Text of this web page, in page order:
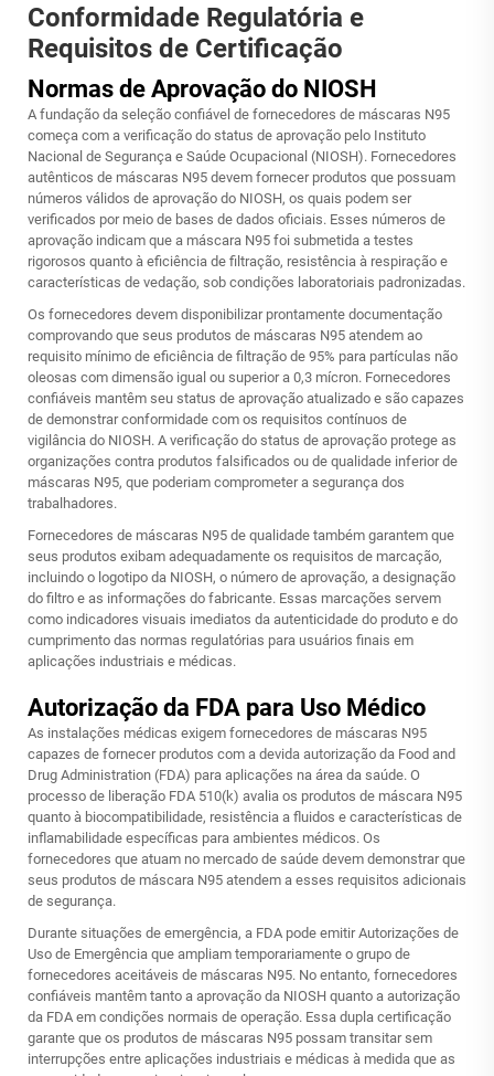
Conformidade Regulatória e
Requisitos de Certificação
Normas de Aprovação do NIOSH
A fundação da seleção confiável de fornecedores de máscaras N95
começa com a verificação do status de aprovação pelo Instituto
Nacional de Segurança e Saúde Ocupacional (NIOSH). Fornecedores
autênticos de máscaras N95 devem fornecer produtos que possuam
números válidos de aprovação do NIOSH, os quais podem ser
verificados por meio de bases de dados oficiais. Esses números de
aprovação indicam que a máscara N95 foi submetida a testes
rigorosos quanto à eficiência de filtração, resistência à respiração e
características de vedação, sob condições laboratoriais padronizadas.
Os fornecedores devem disponibilizar prontamente documentação
comprovando que seus produtos de máscaras N95 atendem ao
requisito mínimo de eficiência de filtração de 95% para partículas não
oleosas com dimensão igual ou superior a 0,3 mícron. Fornecedores
confiáveis mantêm seu status de aprovação atualizado e são capazes
de demonstrar conformidade com os requisitos contínuos de
vigilância do NIOSH. A verificação do status de aprovação protege as
organizações contra produtos falsificados ou de qualidade inferior de
máscaras N95, que poderiam comprometer a segurança dos
trabalhadores.
Fornecedores de máscaras N95 de qualidade também garantem que
seus produtos exibam adequadamente os requisitos de marcação,
incluindo o logotipo da NIOSH, o número de aprovação, a designação
do filtro e as informações do fabricante. Essas marcações servem
como indicadores visuais imediatos da autenticidade do produto e do
cumprimento das normas regulatórias para usuários finais em
aplicações industriais e médicas.
Autorização da FDA para Uso Médico
As instalações médicas exigem fornecedores de máscaras N95
capazes de fornecer produtos com a devida autorização da Food and
Drug Administration (FDA) para aplicações na área da saúde. O
processo de liberação FDA 510(k) avalia os produtos de máscara N95
quanto à biocompatibilidade, resistência a fluidos e características de
inflamabilidade específicas para ambientes médicos. Os
fornecedores que atuam no mercado de saúde devem demonstrar que
seus produtos de máscara N95 atendem a esses requisitos adicionais
de segurança.
Durante situações de emergência, a FDA pode emitir Autorizações de
Uso de Emergência que ampliam temporariamente o grupo de
fornecedores aceitáveis de máscaras N95. No entanto, fornecedores
confiáveis mantêm tanto a aprovação da NIOSH quanto a autorização
da FDA em condições normais de operação. Essa dupla certificação
garante que os produtos de máscaras N95 possam transitar sem
interrupções entre aplicações industriais e médicas à medida que as